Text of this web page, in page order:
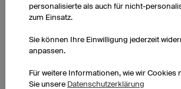
personalisierte als auch für nicht-
zum Einsatz.
Sie können Ihre Einwilligung jederzeit
anpassen.
Für weitere Informationen, wie wir Cookies
Sie unsere Datenschutzerklärung